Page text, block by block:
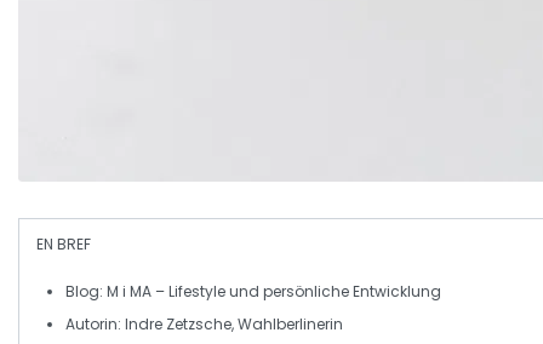
EN BREF
Blog: M i MA – Lifestyle und persönliche Entwicklung
Autorin: Indre Zetzsche, Wahlberlinerin